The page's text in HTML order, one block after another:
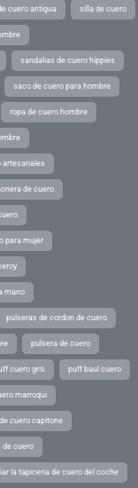
cuero antigua silla de cuero
sandalias de cuero hippies
saco de cuero para hombre
ropa de cuero hombre
artesanales
de cuero
para mujer
mano
pulseras de cordon de cuero
pulsera de cuero
cuero gris puff baul cuero
marroqui
cuero capitone
de cuero
la tapiceria de cuero del coche